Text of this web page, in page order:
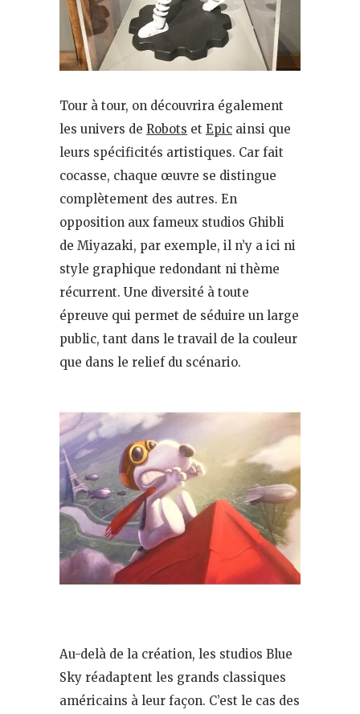
Tour à tour, on découvrira également
les univers de Robots et Epic ainsi que
leurs spécificités artistiques. Car fait
cocasse, chaque œuvre se distingue
complètement des autres. En
opposition aux fameux studios Ghibli
de Miyazaki, par exemple, il n’y a ici ni
style graphique redondant ni thème
récurrent. Une diversité à toute
épreuve qui permet de séduire un large
public, tant dans le travail de la couleur
que dans le relief du scénario.
Au-delà de la création, les studios Blue
Sky réadaptent les grands classiques
américains à leur façon. C’est le cas des